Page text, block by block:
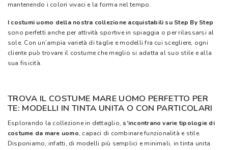
mantenendo i colori vivaci e la forma nel tempo.
I costumi uomo della nostra collezione acquistabili su Step By Step
sono perfetti anche per attività sportive in spiaggia o per rilassarsi al
sole. Con un’ampia varietà di taglie e modelli fra cui scegliere, ogni
cliente può trovare il costume che meglio si adatta al suo stile e alla
sua fisicità.
TROVA IL COSTUME MARE UOMO PERFETTO PER
TE: MODELLI IN TINTA UNITA O CON PARTICOLARI
Esplorando la collezione in dettaglio, s’incontrano varie tipologie di
costume da mare uomo, capaci di combinare funzionalità e stile.
Disponiamo, infatti, di modelli più semplici e minimali, in tinta unita.